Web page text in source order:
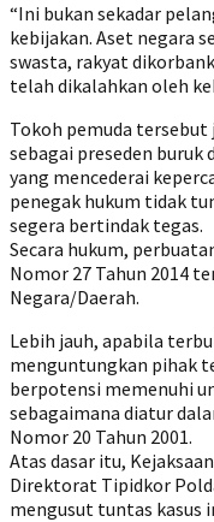
“Ini bukan sekadar
kebijakan. Aset negara
swasta, rakyat
telah dikalahkan oleh
Tokoh pemuda
sebagai preseden buruk
yang mencederai
penegak hukum tidak
segera bertindak tegas.
Secara hukum,
Nomor 27 Tahun 2014
Negara/Daerah.
Lebih jauh, apabila
menguntungkan pihak
berpotensi memenuhi
sebagaimana diatur
Nomor 20 Tahun 2001.
Atas dasar itu,
Direktorat Tipidkor
mengusut tuntas kasus